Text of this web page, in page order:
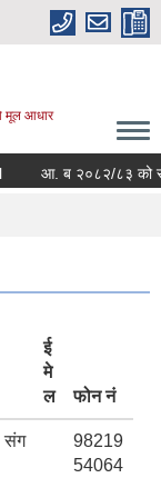
मूल आधार
आ. ब २०८२/८३ को
ई
मे
ल
फोन नं
98219
54064